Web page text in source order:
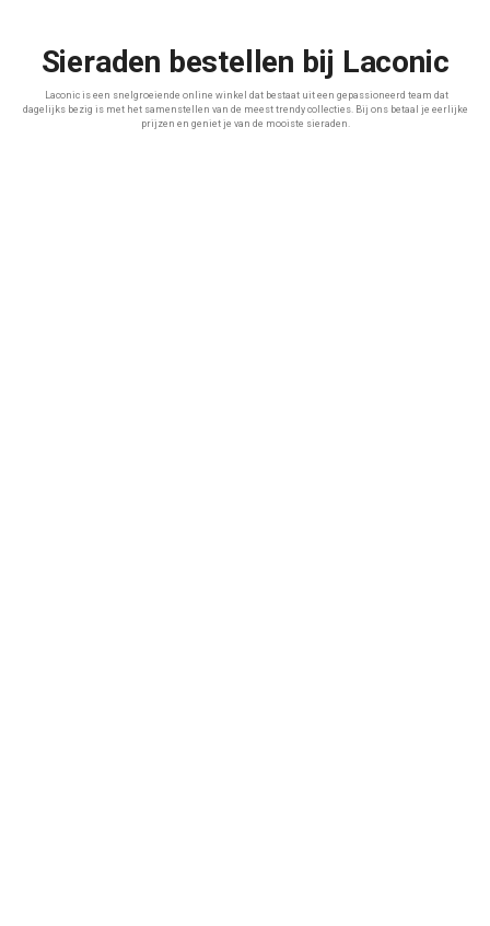
Sieraden bestellen bij Laconic
Laconic is een snelgroeiende online winkel dat bestaat uit een gepassioneerd team dat
dagelijks bezig is met het samenstellen van de meest trendy collecties. Bij ons betaal je eerlijke
prijzen en geniet je van de mooiste sieraden.